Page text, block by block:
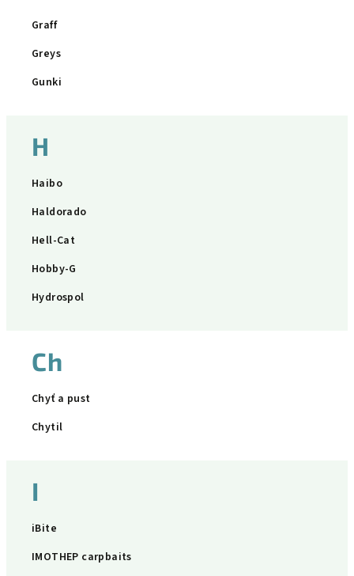
Graff
Greys
Gunki
H
Haibo
Haldorado
Hell-Cat
Hobby-G
Hydrospol
Ch
Chyť a pust
Chytil
I
iBite
IMOTHEP carpbaits